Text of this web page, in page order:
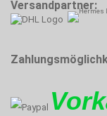
Versandpartner: